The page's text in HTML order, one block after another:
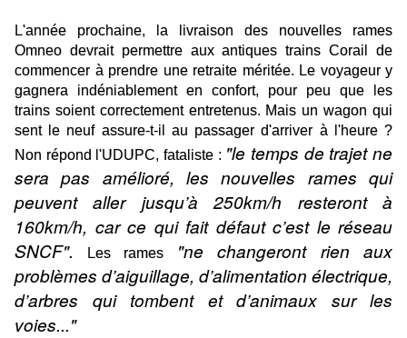
L'année prochaine, la livraison des nouvelles rames
Omneo devrait permettre aux antiques trains Corail de
commencer à prendre une retraite méritée. Le voyageur y
gagnera indéniablement en confort, pour peu que les
trains soient correctement entretenus. Mais un wagon qui
sent le neuf assure-t-il au passager d'arriver à l'heure ?
Non répond l'UDUPC, fataliste : "le temps de trajet ne
sera pas amélioré, les nouvelles rames qui
peuvent aller jusqu’à 250km/h resteront à
160km/h, car ce qui fait défaut c’est le réseau
SNCF".
Les rames
"ne changeront rien aux
problèmes d’aiguillage, d’alimentation électrique,
d’arbres qui tombent et d’animaux sur les
voies..."